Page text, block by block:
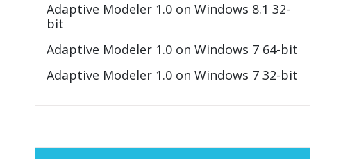
Adaptive Modeler 1.0 on Windows 8.1 32-
bit
Adaptive Modeler 1.0 on Windows 7 64-bit
Adaptive Modeler 1.0 on Windows 7 32-bit